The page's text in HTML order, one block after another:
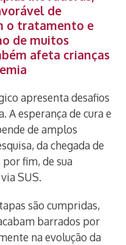
de
o tratamento e
de muitos
afeta crianças
apresenta desafios
A esperança de cura e
de amplos
da chegada de
fim, de sua
SUS.
são cumpridas,
barrados por
na evolução da